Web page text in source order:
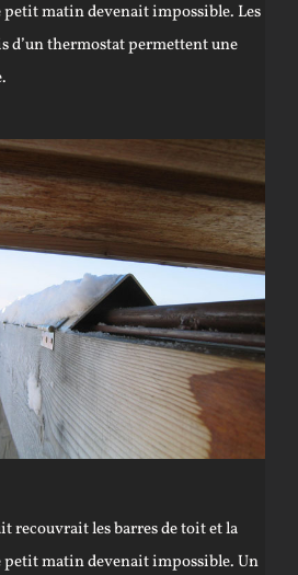
petit matin devenait impossible. Les
d’un thermostat permettent une
recouvrait les barres de toit et la
petit matin devenait impossible. Un